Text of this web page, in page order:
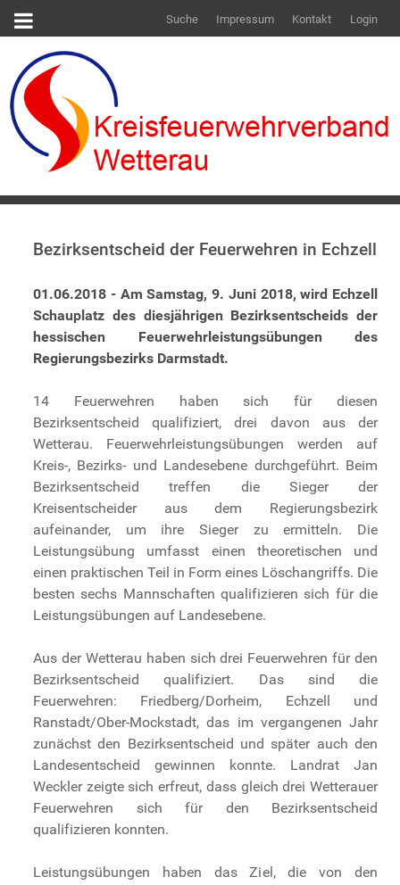
Suche Impressum Kontakt Login
Bezirksentscheid der Feuerwehren in Echzell
01.06.2018 - Am Samstag, 9. Juni 2018, wird Echzell
Schauplatz des diesjährigen Bezirksentscheids der
hessischen Feuerwehrleistungsübungen des
Regierungsbezirks Darmstadt.
14 Feuerwehren haben sich für diesen
Bezirksentscheid qualifiziert, drei davon aus der
Wetterau. Feuerwehrleistungsübungen werden auf
Kreis-, Bezirks- und Landesebene durchgeführt. Beim
Bezirksentscheid treffen die Sieger der
Kreisentscheider aus dem Regierungsbezirk
aufeinander, um ihre Sieger zu ermitteln. Die
Leistungsübung umfasst einen theoretischen und
einen praktischen Teil in Form eines Löschangriffs. Die
besten sechs Mannschaften qualifizieren sich für die
Leistungsübungen auf Landesebene.
Aus der Wetterau haben sich drei Feuerwehren für den
Bezirksentscheid qualifiziert. Das sind die
Feuerwehren: Friedberg/Dorheim, Echzell und
Ranstadt/Ober-Mockstadt, das im vergangenen Jahr
zunächst den Bezirksentscheid und später auch den
Landesentscheid gewinnen konnte. Landrat Jan
Weckler zeigte sich erfreut, dass gleich drei Wetterauer
Feuerwehren sich für den Bezirksentscheid
qualifizieren konnten.
Leistungsübungen haben das Ziel, die von den